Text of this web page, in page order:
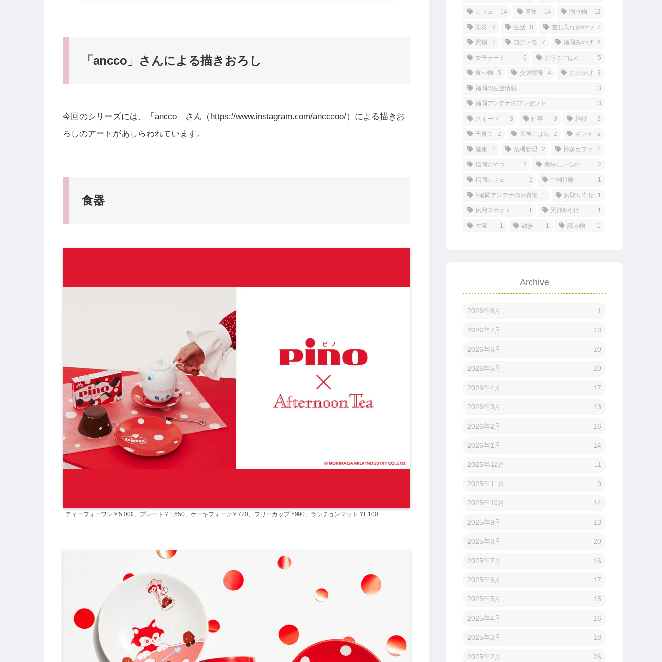
「ancco」さんによる描きおろし
今回のシリーズには、「ancco」さん（https://www.instagram.com/ancccoo/）による描きお
ろしのアートがあしらわれています。
食器
ティーフォーワン￥5,000、プレート￥1,650、ケーキフォーク￥770、フリーカップ ¥990、ランチョンマット ¥1,100
カフェ 14 募集 14 贈り物 12
防災 9 生活 8 差し入れおやつ 7
買物 7 自分メモ 7 福岡みやげ 6
女子デート 5 おうちごはん 5
食べ物 5 交通情報 4 お出かけ 3
福岡の生活情報 3
福岡アンテナのプレゼント 3
スイーツ 3 仕事 3 雑談 3
子育て 2 天神ごはん 2 ギフト 2
健康 2 危機管理 2 博多カフェ 2
福岡おやつ 2 美味しいもの 2
福岡カフェ 2 中洲川端 1
#福岡アンテナのお買物 1 お取り寄せ 1
休憩スポット 1 天神みやげ 1
大濠 1 散歩 1 読み物 1
Archive
2026年8月 1
2026年7月 13
2026年6月 10
2026年5月 10
2026年4月 17
2026年3月 13
2026年2月 16
2026年1月 14
2025年12月 11
2025年11月 9
2025年10月 14
2025年9月 13
2025年8月 20
2025年7月 16
2025年6月 17
2025年5月 15
2025年4月 16
2025年3月 18
2025年2月 26